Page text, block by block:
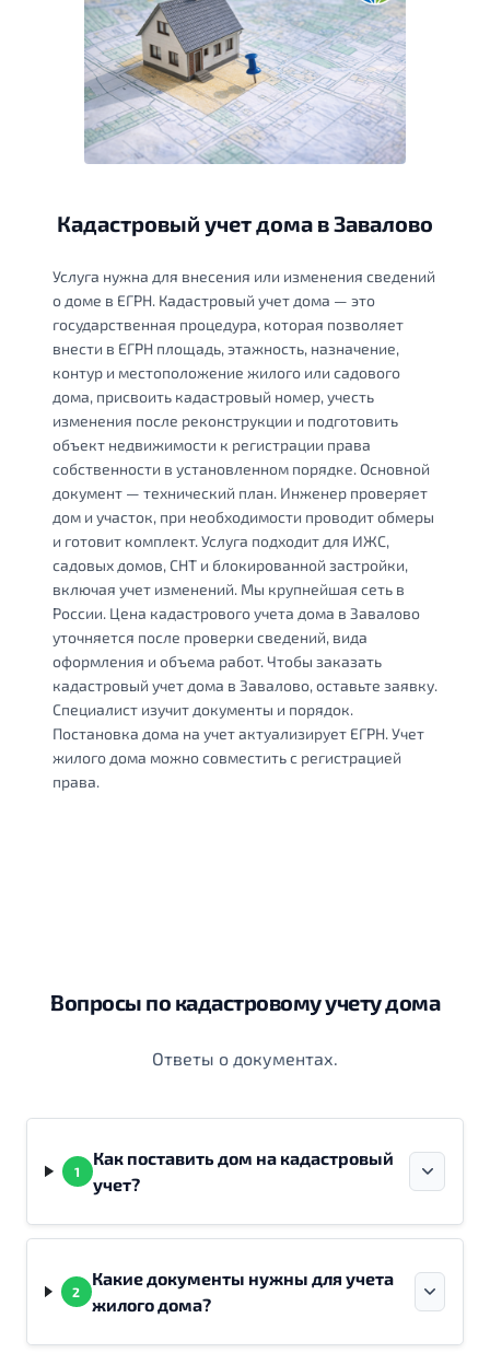
Кадастровый учет дома в Завалово
Услуга нужна для внесения или изменения сведений
о доме в ЕГРН. Кадастровый учет дома — это
государственная процедура, которая позволяет
внести в ЕГРН площадь, этажность, назначение,
контур и местоположение жилого или садового
дома, присвоить кадастровый номер, учесть
изменения после реконструкции и подготовить
объект недвижимости к регистрации права
собственности в установленном порядке. Основной
документ — технический план. Инженер проверяет
дом и участок, при необходимости проводит обмеры
и готовит комплект. Услуга подходит для ИЖС,
садовых домов, СНТ и блокированной застройки,
включая учет изменений. Мы крупнейшая сеть в
России. Цена кадастрового учета дома в Завалово
уточняется после проверки сведений, вида
оформления и объема работ. Чтобы заказать
кадастровый учет дома в Завалово, оставьте заявку.
Специалист изучит документы и порядок.
Постановка дома на учет актуализирует ЕГРН. Учет
жилого дома можно совместить с регистрацией
права.
Вопросы по кадастровому учету дома
Ответы о документах.
1
Как поставить дом на кадастровый
учет?
2
Какие документы нужны для учета
жилого дома?